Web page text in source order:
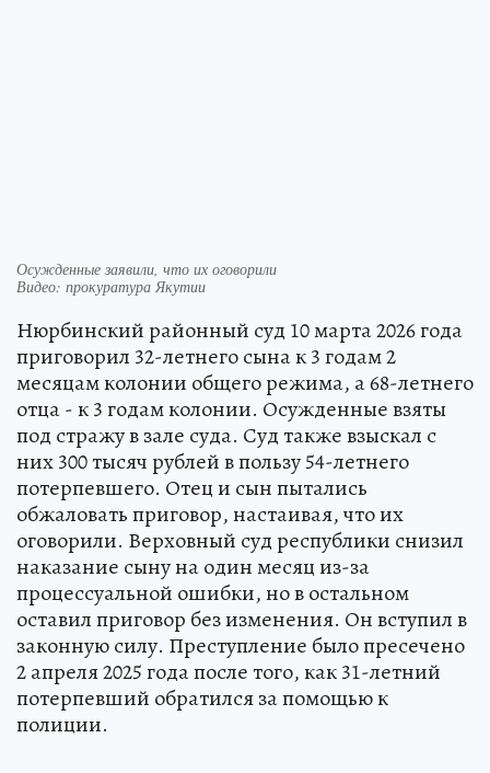
Осужденные заявили, что их оговорили
Видео: прокуратура Якутии
Нюрбинский районный суд 10 марта 2026 года
приговорил 32-летнего сына к 3 годам 2
месяцам колонии общего режима, а 68-летнего
отца - к 3 годам колонии. Осужденные взяты
под стражу в зале суда. Суд также взыскал с
них 300 тысяч рублей в пользу 54-летнего
потерпевшего. Отец и сын пытались
обжаловать приговор, настаивая, что их
оговорили. Верховный суд республики снизил
наказание сыну на один месяц из-за
процессуальной ошибки, но в остальном
оставил приговор без изменения. Он вступил в
законную силу. Преступление было пресечено
2 апреля 2025 года после того, как 31-летний
потерпевший обратился за помощью к
полиции.